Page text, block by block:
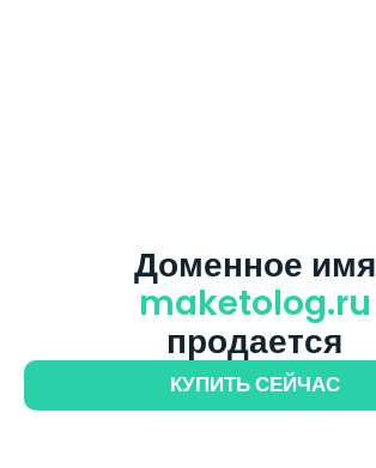
Доменное имя
maketolog.ru
продается
КУПИТЬ СЕЙЧАС